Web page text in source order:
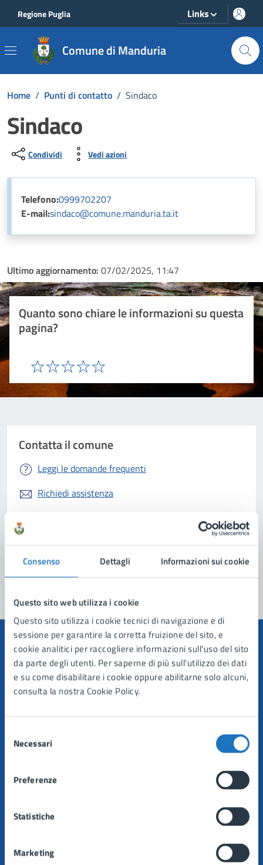
Consenso Dettagli Informazioni sui cookie
Questo sito web utilizza i cookie
Questo sito utilizza i cookie tecnici di navigazione e di
sessione per garantire la corretta fruizione del sito, e
cookie analitici per raccogliere informazioni sull'uso del sito
da parte degli utenti. Per saperne di più sull'utilizzo dei dati
e su come disabilitare i cookie oppure abilitarne solo alcuni,
consulta la nostra Cookie Policy.
delNecessari
Preferenze
Statistiche
Marketing
Regione Puglia Links
Comune di Manduria
Home / Punti di contatto / Sindaco
Sindaco
Condividi Vedi azioni
Telefono:0999702207
E-mail:sindaco@comune.manduria.ta.it
Ultimo aggiornamento: 07/02/2025, 11:47
Quanto sono chiare le informazioni su questa
pagina?
Valuta 5 stelle su 5
Valuta 4 stelle su 5
Valuta 3 stelle su 5
Valuta 2 stelle su 5
Valuta 1 stelle su 5
Contatta il comune
Leggi le domande frequenti
Richiedi assistenza
Comune di Manduria
Organi di governo
Enti e fondazioni
Personale amministrativo
Documenti e dati